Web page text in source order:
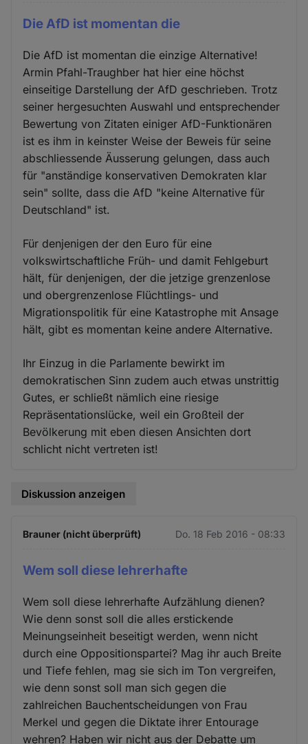
Die AfD ist momentan die
Die AfD ist momentan die einzige Alternative!
Armin Pfahl-Traughber hat hier eine höchst
einseitige Darstellung der AfD geschrieben. Trotz
seiner hergesuchten Auswahl und entsprechender
Bewertung von Zitaten einiger AfD-Funktionären
ist es ihm in keinster Weise der Beweis für seine
abschliessende Äusserung gelungen, dass auch
für "anständige konservativen Demokraten klar
sein" sollte, dass die AfD "keine Alternative für
Deutschland" ist.
Für denjenigen der den Euro für eine
volkswirtschaftliche Früh- und damit Fehlgeburt
hält, für denjenigen, der die jetzige grenzenlose
und obergrenzenlose Flüchtlings- und
Migrationspolitik für eine Katastrophe mit Ansage
hält, gibt es momentan keine andere Alternative.
Ihr Einzug in die Parlamente bewirkt im
demokratischen Sinn zudem auch etwas unstrittig
Gutes, er schließt nämlich eine riesige
Repräsentationslücke, weil ein Großteil der
Bevölkerung mit eben diesen Ansichten dort
schlicht nicht vertreten ist!
Diskussion anzeigen
Brauner (nicht überprüft) Do. 18 Feb 2016 - 08:33
Wem soll diese lehrerhafte
Wem soll diese lehrerhafte Aufzählung dienen?
Wie denn sonst soll die alles erstickende
Meinungseinheit beseitigt werden, wenn nicht
durch eine Oppositionspartei? Mag ihr auch Breite
und Tiefe fehlen, mag sie sich im Ton vergreifen,
wie denn sonst soll man sich gegen die
zahlreichen Bauchentscheidungen von Frau
Merkel und gegen die Diktate ihrer Entourage
wehren? Haben wir nicht aus der Debatte um